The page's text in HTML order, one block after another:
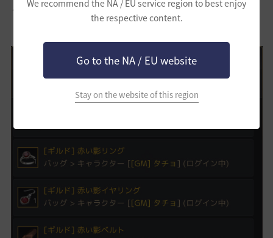
We recommend the NA / EU service region to best enjoy
the respective content.
Go to the NA / EU website
Stay on the website of this region
一部のギルドアイテムの名称に[ギルド]の文字列が追加されました。
これにより、「Myアイテム検索(Ctrl + F)」機能から保有中のギルドア